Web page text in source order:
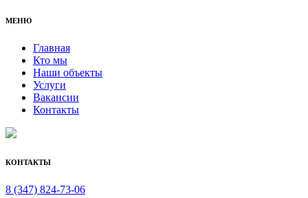
МЕНЮ
Главная
Кто мы
Наши объекты
Услуги
Вакансии
Контакты
КОНТАКТЫ
8 (347) 824-73-06